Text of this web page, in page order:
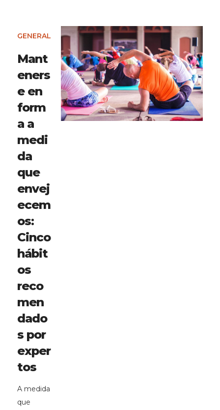
GENERAL
Mant
eners
e en
form
a a
medi
da
que
envej
ecem
os:
Cinco
hábit
os
reco
men
dado
s por
exper
tos
A medida
que